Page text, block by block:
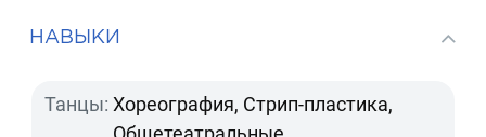
НАВЫКИ
Танцы: Хореография, Стрип-пластика,